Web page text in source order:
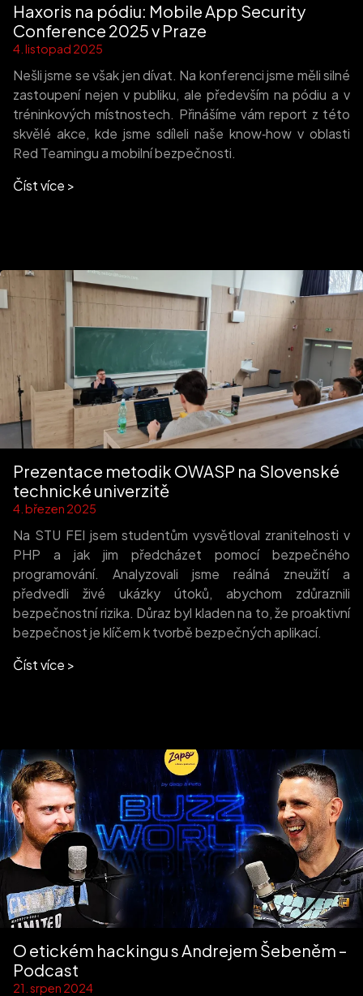
Haxoris na pódiu: Mobile App Security
Conference 2025 v Praze
4. listopad 2025
Nešli jsme se však jen dívat. Na konferenci jsme měli silné
zastoupení nejen v publiku, ale především na pódiu a v
tréninkových místnostech. Přinášíme vám report z této
skvělé akce, kde jsme sdíleli naše know‑how v oblasti
Red Teamingu a mobilní bezpečnosti.
Číst více >
Prezentace metodik OWASP na Slovenské
technické univerzitě
4. březen 2025
Na STU FEI jsem studentům vysvětloval zranitelnosti v
PHP a jak jim předcházet pomocí bezpečného
programování. Analyzovali jsme reálná zneužití a
předvedli živé ukázky útoků, abychom zdůraznili
bezpečnostní rizika. Důraz byl kladen na to, že proaktivní
bezpečnost je klíčem k tvorbě bezpečných aplikací.
Číst více >
O etickém hackingu s Andrejem Šebeněm –
Podcast
21. srpen 2024